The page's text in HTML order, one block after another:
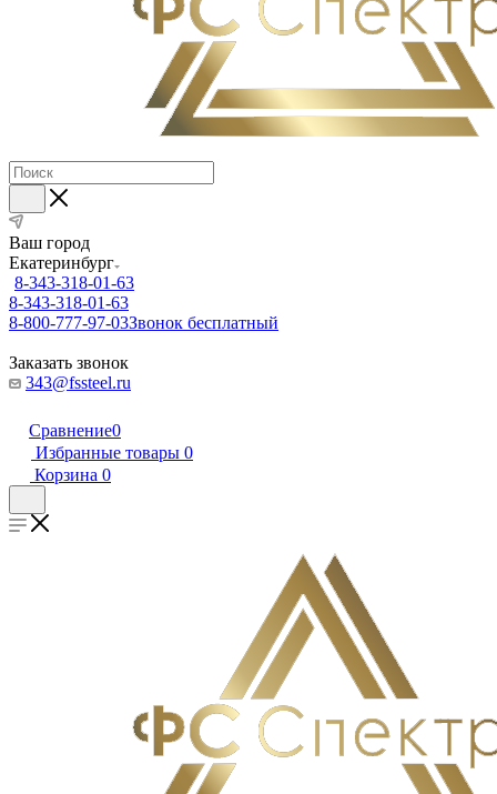
Ваш город
Екатеринбург
8-343-318-01-63
8-343-318-01-63
8-800-777-97-03Звонок бесплатный
Заказать звонок
343@fssteel.ru
Сравнение0
Избранные товары 0
Корзина 0